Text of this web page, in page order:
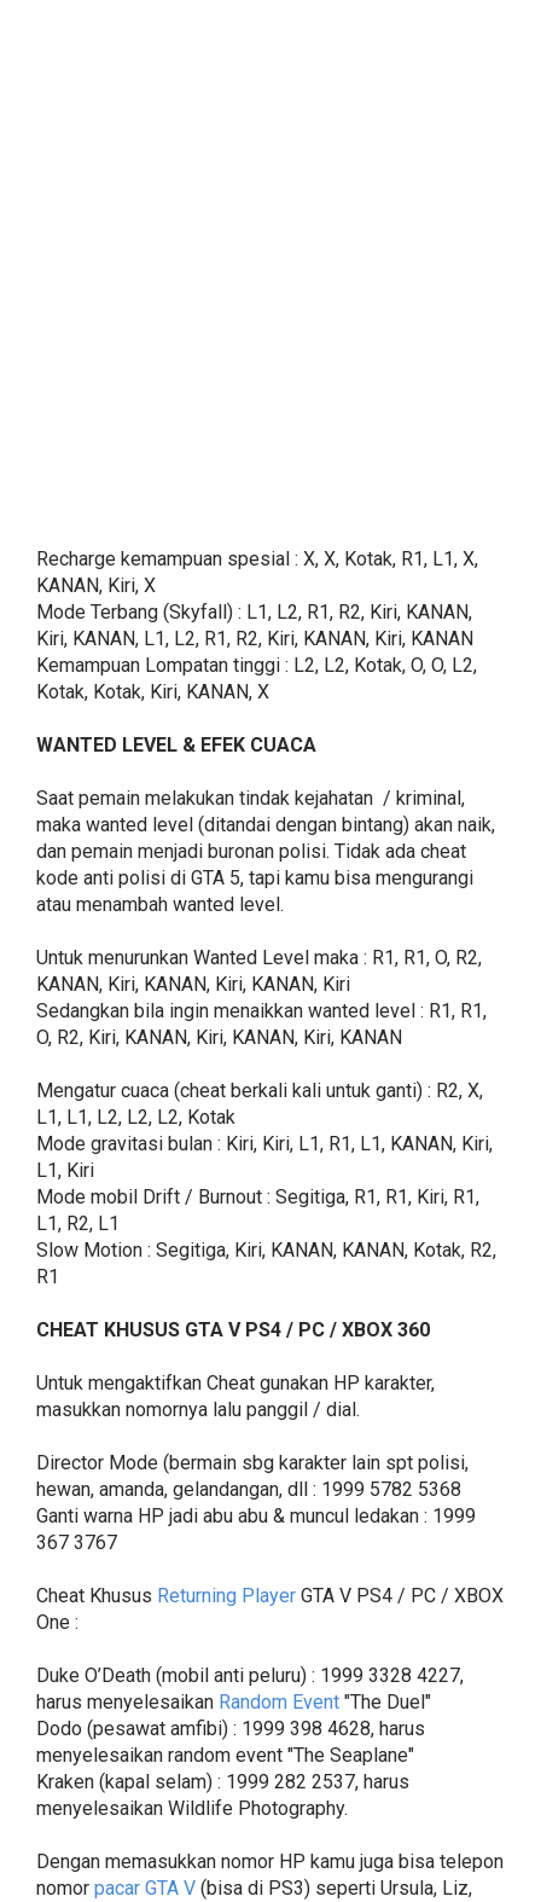
Recharge kemampuan spesial : X, X, Kotak, R1, L1, X,
KANAN, Kiri, X
Mode Terbang (Skyfall) : L1, L2, R1, R2, Kiri, KANAN,
Kiri, KANAN, L1, L2, R1, R2, Kiri, KANAN, Kiri, KANAN
Kemampuan Lompatan tinggi : L2, L2, Kotak, O, O, L2,
Kotak, Kotak, Kiri, KANAN, X
WANTED LEVEL & EFEK CUACA
Saat pemain melakukan tindak kejahatan / kriminal,
maka wanted level (ditandai dengan bintang) akan naik,
dan pemain menjadi buronan polisi. Tidak ada cheat
kode anti polisi di GTA 5, tapi kamu bisa mengurangi
atau menambah wanted level.
Untuk menurunkan Wanted Level maka : R1, R1, O, R2,
KANAN, Kiri, KANAN, Kiri, KANAN, Kiri
Sedangkan bila ingin menaikkan wanted level : R1, R1,
O, R2, Kiri, KANAN, Kiri, KANAN, Kiri, KANAN
Mengatur cuaca (cheat berkali kali untuk ganti) : R2, X,
L1, L1, L2, L2, L2, Kotak
Mode gravitasi bulan : Kiri, Kiri, L1, R1, L1, KANAN, Kiri,
L1, Kiri
Mode mobil Drift / Burnout : Segitiga, R1, R1, Kiri, R1,
L1, R2, L1
Slow Motion : Segitiga, Kiri, KANAN, KANAN, Kotak, R2,
R1
CHEAT KHUSUS GTA V PS4 / PC / XBOX 360
Untuk mengaktifkan Cheat gunakan HP karakter,
masukkan nomornya lalu panggil / dial.
Director Mode (bermain sbg karakter lain spt polisi,
hewan, amanda, gelandangan, dll : 1999 5782 5368
Ganti warna HP jadi abu abu & muncul ledakan : 1999
367 3767
Cheat Khusus Returning Player GTA V PS4 / PC / XBOX
One :
Duke O’Death (mobil anti peluru) : 1999 3328 4227,
harus menyelesaikan Random Event "The Duel"
Dodo (pesawat amfibi) : 1999 398 4628, harus
menyelesaikan random event "The Seaplane"
Kraken (kapal selam) : 1999 282 2537, harus
menyelesaikan Wildlife Photography.
Dengan memasukkan nomor HP kamu juga bisa telepon
nomor pacar GTA V (bisa di PS3) seperti Ursula, Liz,